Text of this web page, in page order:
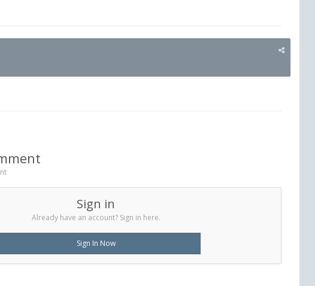
Sign in
Already have an account? Sign in here.
Sign In Now